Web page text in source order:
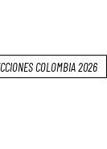
COLOMBIA 2026